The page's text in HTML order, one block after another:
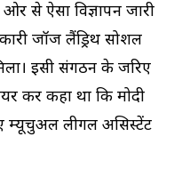
से ऐसा विज्ञापन जारी
जॉर्ज लैंड्रिर्थ सोशल
इसी संगठन के जरिए
कर कहा था कि मोदी
म्यूचुअल लीगल असिस्टेंट